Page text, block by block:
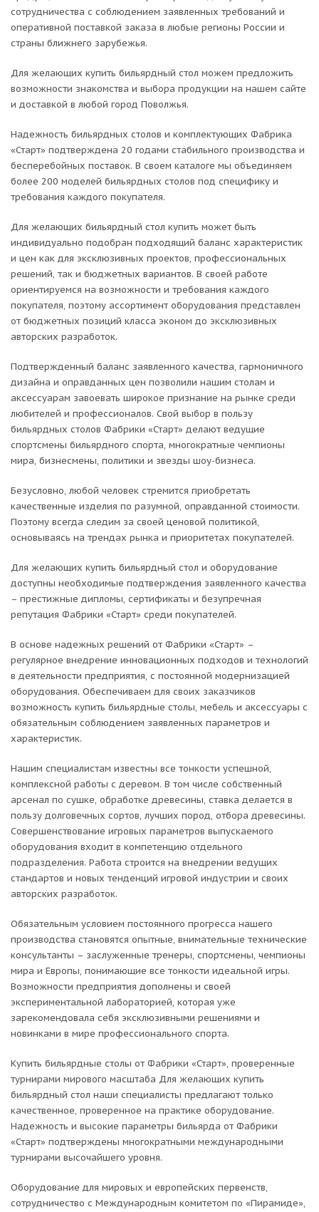
сотрудничества с соблюдением заявленных требований и
оперативной поставкой заказа в любые регионы России и
страны ближнего зарубежья.
Для желающих купить бильярдный стол можем предложить
возможности знакомства и выбора продукции на нашем сайте
и доставкой в любой город Поволжья.
Надежность бильярдных столов и комплектующих Фабрика
«Старт» подтверждена 20 годами стабильного производства и
бесперебойных поставок. В своем каталоге мы объединяем
более 200 моделей бильярдных столов под специфику и
требования каждого покупателя.
Для желающих бильярдный стол купить может быть
индивидуально подобран подходящий баланс характеристик
и цен как для эксклюзивных проектов, профессиональных
решений, так и бюджетных вариантов. В своей работе
ориентируемся на возможности и требования каждого
покупателя, поэтому ассортимент оборудования представлен
от бюджетных позиций класса эконом до эксклюзивных
авторских разработок.
Подтвержденный баланс заявленного качества, гармоничного
дизайна и оправданных цен позволили нашим столам и
аксессуарам завоевать широкое признание на рынке среди
любителей и профессионалов. Свой выбор в пользу
бильярдных столов Фабрики «Старт» делают ведущие
спортсмены бильярдного спорта, многократные чемпионы
мира, бизнесмены, политики и звезды шоу-бизнеса.
Безусловно, любой человек стремится приобретать
качественные изделия по разумной, оправданной стоимости.
Поэтому всегда следим за своей ценовой политикой,
основываясь на трендах рынка и приоритетах покупателей.
Для желающих купить бильярдный стол и оборудование
доступны необходимые подтверждения заявленного качества
– престижные дипломы, сертификаты и безупречная
репутация Фабрики «Старт» среди покупателей.
В основе надежных решений от Фабрики «Старт» –
регулярное внедрение инновационных подходов и технологий
в деятельности предприятия, с постоянной модернизацией
оборудования. Обеспечиваем для своих заказчиков
возможность купить бильярдные столы, мебель и аксессуары с
обязательным соблюдением заявленных параметров и
характеристик.
Нашим специалистам известны все тонкости успешной,
комплексной работы с деревом. В том числе собственный
арсенал по сушке, обработке древесины, ставка делается в
пользу долговечных сортов, лучших пород, отбора древесины.
Совершенствование игровых параметров выпускаемого
оборудования входит в компетенцию отдельного
подразделения. Работа строится на внедрении ведущих
стандартов и новых тенденций игровой индустрии и своих
авторских разработок.
Обязательным условием постоянного прогресса нашего
производства становятся опытные, внимательные технические
консультанты – заслуженные тренеры, спортсмены, чемпионы
мира и Европы, понимающие все тонкости идеальной игры.
Возможности предприятия дополнены и своей
экспериментальной лабораторией, которая уже
зарекомендовала себя эксклюзивными решениями и
новинками в мире профессионального спорта.
Купить бильярдные столы от Фабрики «Старт», проверенные
турнирами мирового масштаба Для желающих купить
бильярдный стол наши специалисты предлагают только
качественное, проверенное на практике оборудование.
Надежность и высокие параметры бильярда от Фабрики
«Старт» подтверждены многократными международными
турнирами высочайшего уровня.
Оборудование для мировых и европейских первенств,
сотрудничество с Международным комитетом по «Пирамиде»,